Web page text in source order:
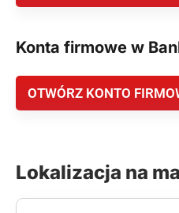
Konta firmowe w
OTWÓRZ KONTO
Lokalizacja na